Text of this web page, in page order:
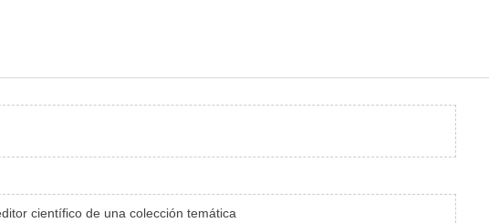
científico de una colección temática